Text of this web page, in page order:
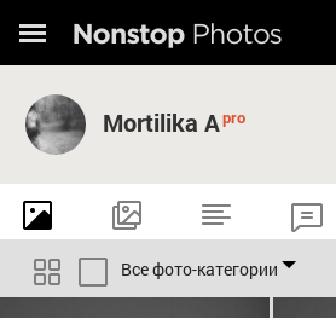
Mortilika A
Все фото-категории